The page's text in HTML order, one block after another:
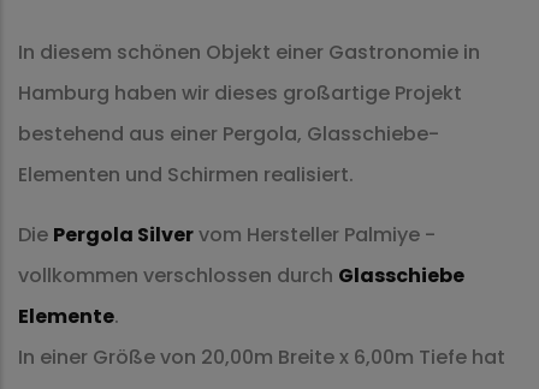
In diesem schönen Objekt einer Gastronomie in
Hamburg haben wir dieses großartige Projekt
bestehend aus einer Pergola, Glasschiebe-
Elementen und Schirmen realisiert.
Die Pergola Silvervom Hersteller Palmiye -
vollkommen verschlossen durch Glasschiebe
Elemente.
In einer Größe von 20,00m Breite x 6,00m Tiefe hat